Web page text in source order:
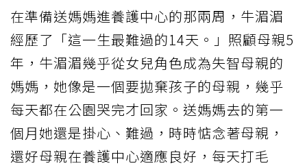
在準備送媽媽進養護中心的那兩周，牛湄湄
經歷了「這一生最難過的14天。」照顧母親5
年，牛湄湄幾乎從女兒角色成為失智母親的
媽媽，她像是一個要拋棄孩子的母親，幾乎
每天都在公園哭完才回家。送媽媽去的第一
個月她還是掛心、難過，時時惦念著母親，
還好母親在養護中心適應良好，每天打毛